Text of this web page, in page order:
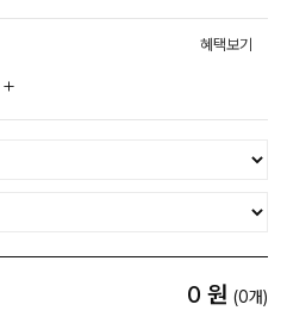
혜택보기
0 원 (0개)